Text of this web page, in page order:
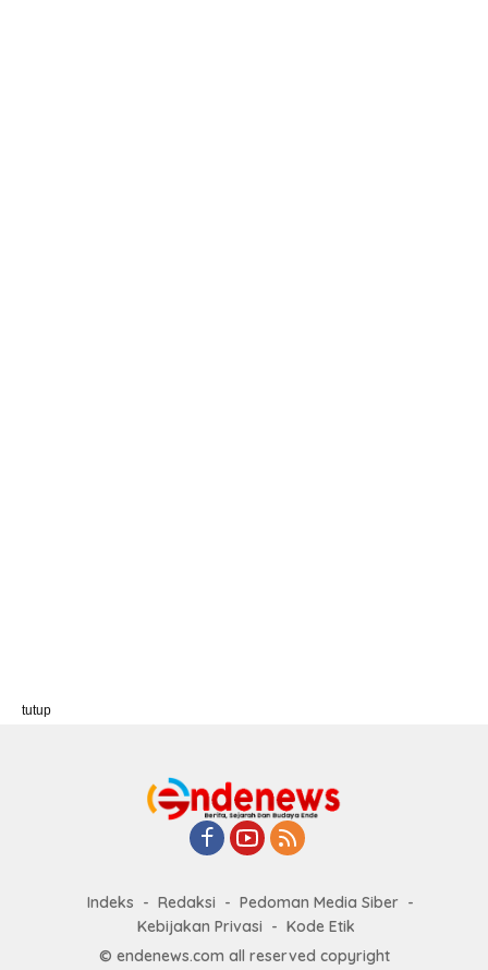
Indeks Redaksi
Pedoman Media Siber
Kebijakan Privasi
Kode Etik
© endenews.com all reserved copyright
tutup